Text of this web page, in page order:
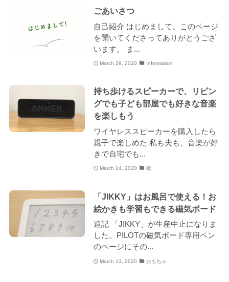
ごあいさつ
自己紹介 はじめまして。このページ
を開いてくださってありがとうござ
います。 ま...
March 29, 2020 Information
持ち歩けるスピーカーで、リビン
グでも子ども部屋でも好きな音楽
を楽しもう
ワイヤレススピーカーを購入したら
親子で楽しめた 私も夫も、音楽が好
きで自宅でも...
March 14, 2020 歌
「JIKKY」はお風呂で使える！お
絵かきも学習もできる磁気ボード
追記 「JIKKY」が生産中止になりま
した。PILOTの磁気ボード専用ペン
のページにその...
March 13, 2020 おもちゃ